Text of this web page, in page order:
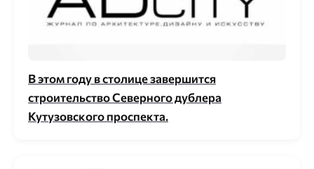
В этом году в столице завершится
строительство Северного дублера
Кутузовского проспекта.